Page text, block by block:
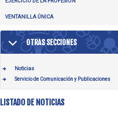
VENTANILLA ÚNICA
OTRAS SECCIONES
Noticias
Servicio de Comunicación y Publicaciones
LISTADO DE NOTICIAS